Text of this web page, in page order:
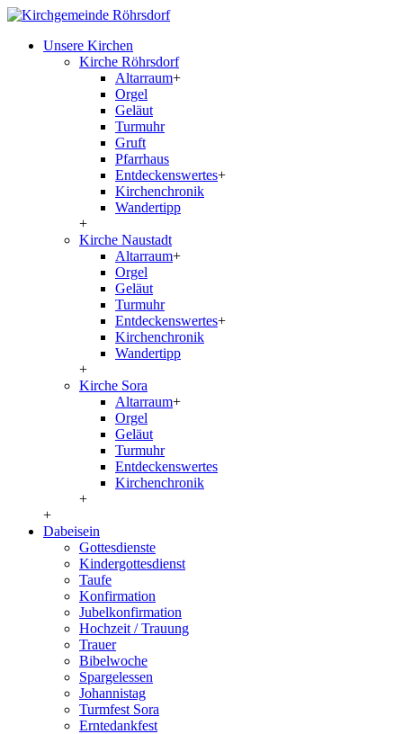
Unsere Kirchen
Kirche Röhrsdorf
Altarraum+
Orgel
Geläut
Turmuhr
Gruft
Pfarrhaus
Entdeckenswertes+
Kirchenchronik
Wandertipp
+
Kirche Naustadt
Altarraum+
Orgel
Geläut
Turmuhr
Entdeckenswertes+
Kirchenchronik
Wandertipp
+
Kirche Sora
Altarraum+
Orgel
Geläut
Turmuhr
Entdeckenswertes
Kirchenchronik
+
+
Dabeisein
Gottesdienste
Kindergottesdienst
Taufe
Konfirmation
Jubelkonfirmation
Hochzeit / Trauung
Trauer
Bibelwoche
Spargelessen
Johannistag
Turmfest Sora
Erntedankfest